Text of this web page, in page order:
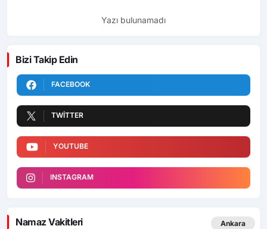
Yazı bulunamadı
Bizi Takip Edin
FACEBOOK
TWITTER
YOUTUBE
INSTAGRAM
Namaz Vakitleri Ankara